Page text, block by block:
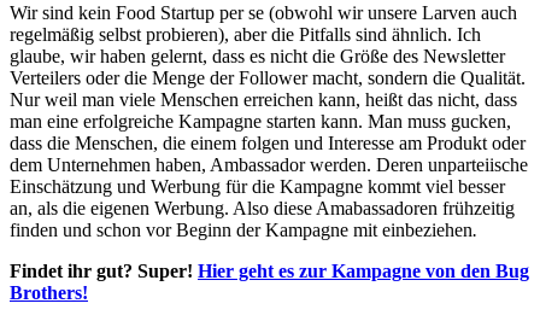
Wir sind kein Food Startup per se (obwohl wir unsere Larven auch
regelmäßig selbst probieren), aber die Pitfalls sind ähnlich. Ich
glaube, wir haben gelernt, dass es nicht die Größe des Newsletter
Verteilers oder die Menge der Follower macht, sondern die Qualität.
Nur weil man viele Menschen erreichen kann, heißt das nicht, dass
man eine erfolgreiche Kampagne starten kann. Man muss gucken,
dass die Menschen, die einem folgen und Interesse am Produkt oder
dem Unternehmen haben, Ambassador werden. Deren unparteiische
Einschätzung und Werbung für die Kampagne kommt viel besser
an, als die eigenen Werbung. Also diese Amabassadoren frühzeitig
finden und schon vor Beginn der Kampagne mit einbeziehen.
Findet ihr gut? Super! Hier geht es zur Kampagne von den Bug
Brothers!